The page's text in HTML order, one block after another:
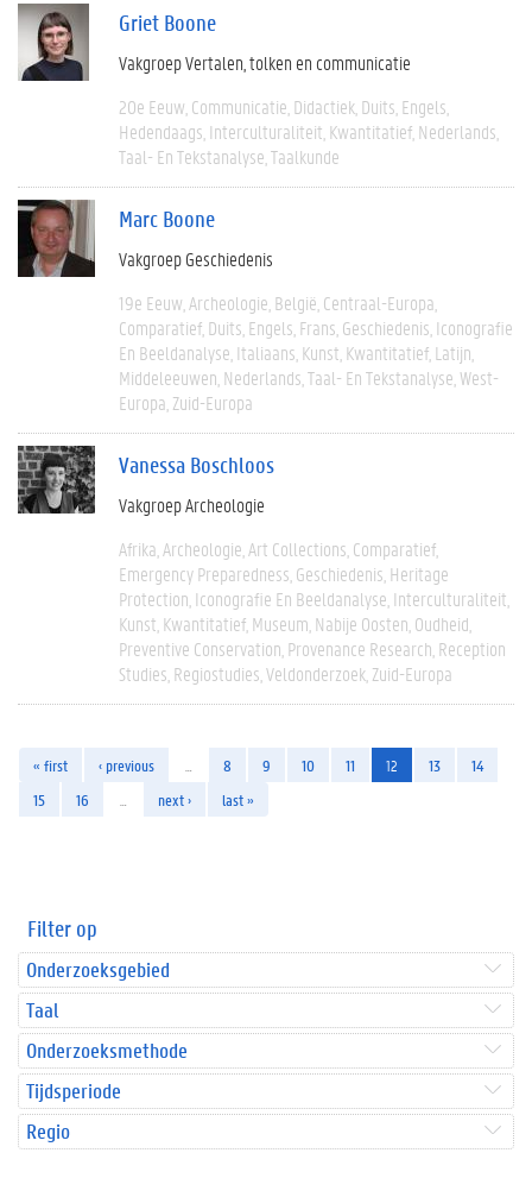
Griet Boone
Vakgroep Vertalen, tolken en communicatie
20e Eeuw Communicatie Didactiek Duits Engels
Hedendaags Interculturaliteit Kwantitatief Nederlands
Taal- En Tekstanalyse Taalkunde
Marc Boone
Vakgroep Geschiedenis
19e Eeuw Archeologie België Centraal-Europa
Comparatief Duits Engels Frans Geschiedenis Iconografie
En Beeldanalyse Italiaans Kunst Kwantitatief Latijn
Middeleeuwen Nederlands Taal- En Tekstanalyse West-
Europa Zuid-Europa
Vanessa Boschloos
Vakgroep Archeologie
Afrika Archeologie Art Collections Comparatief
Emergency Preparedness Geschiedenis Heritage
Protection Iconografie En Beeldanalyse Interculturaliteit
Kunst Kwantitatief Museum Nabije Oosten Oudheid
Preventive Conservation Provenance Research Reception
Studies Regiostudies Veldonderzoek Zuid-Europa
« first ‹ previous 8 9 10 11 12 13
14
15
16 next › last »
Filter op
Onderzoeksgebied
Taal
Onderzoeksmethode
Tijdsperiode
Regio